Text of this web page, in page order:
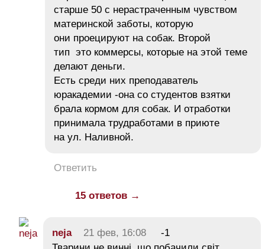
старше 50 с нерастраченным чувством
материнской заботы, которую
они проецируют на собак. Второй
тип это коммерсы, которые на этой теме
делают деньги.
Есть среди них преподаватель
юракадемии -она со студентов взятки
брала кормом для собак. И отработки
принимала трудработами в приюте
на ул. Наливной.
Ответить
15 ответов →
neja 21 фев, 16:08
-1